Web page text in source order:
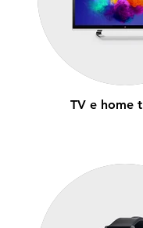
TV e home